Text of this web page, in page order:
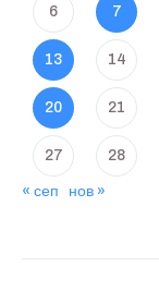
6 7
13 14
20 21
27 28
« сеп нов »